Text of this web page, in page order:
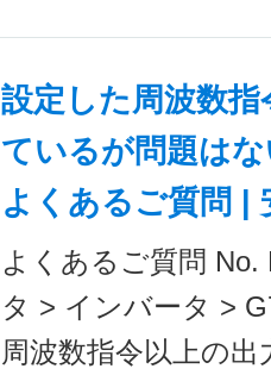
設定した周波数
ているが問題は
よくあるご質問 |
よくあるご質問
タ > インバータ >
周波数指令以上の